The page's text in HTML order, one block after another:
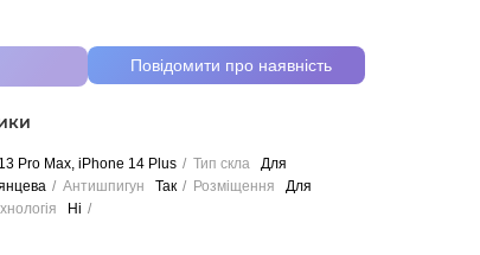
Повідомити про наявність
Pro Max, iPhone 14 Plus Тип скла
Для
Антишпигун Так Розміщення
Для
Ні